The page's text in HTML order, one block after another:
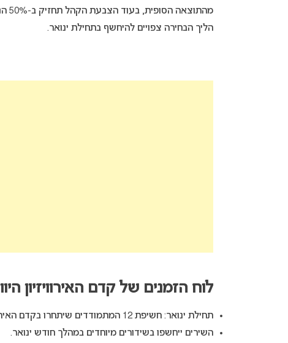
הליך הבחירה צפויים להיחשף בתחילת ינואר.
לוח הזמנים של קדם האירוויזיון
תחילת ינואר: חשיפת 12 המתמודדים שיתחרו בקדם האירוויזיון.
השירים ייחשפו בשידורים מיוחדים במהלך חודש ינואר.